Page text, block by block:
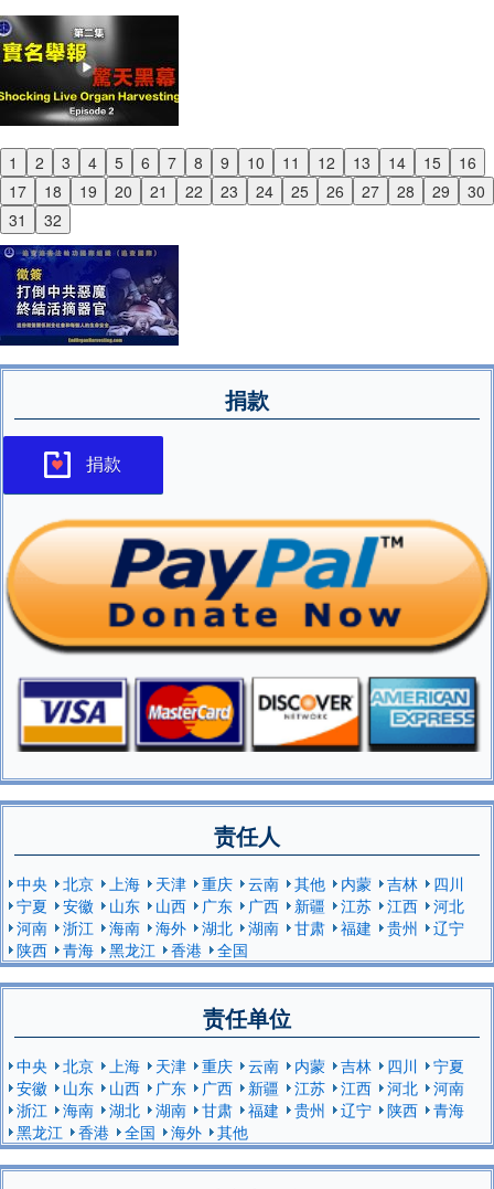
1 2 3 4 5 6 7 8 9 10 11 12 13 14 15
16
17
18 19 20 21 22 23 24 25 26 27 28 29
30
31
32
Previous
Next
捐款
捐款
责任人
中央 北京 上海 天津 重庆 云南 其他 内蒙 吉林
四川
宁夏
安徽 山东 山西 广东 广西 新疆 江苏 江西
河北
河南
浙江 海南 海外 湖北 湖南 甘肃 福建 贵州
辽宁
陕西
青海 黑龙江 香港 全国
责任单位
中央 北京 上海 天津 重庆 云南 内蒙 吉林 四川
宁夏
安徽
山东 山西 广东 广西 新疆 江苏 江西 河北
河南
浙江
海南 湖北 湖南 甘肃 福建 贵州 辽宁 陕西
青海
黑龙江
香港 全国 海外 其他